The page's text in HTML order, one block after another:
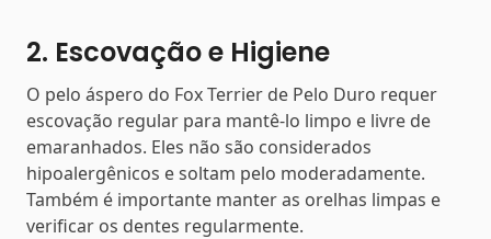
2. Escovação e Higiene
O pelo áspero do Fox Terrier de Pelo Duro requer
escovação regular para mantê-lo limpo e livre de
emaranhados. Eles não são considerados
hipoalergênicos e soltam pelo moderadamente.
Também é importante manter as orelhas limpas e
verificar os dentes regularmente.